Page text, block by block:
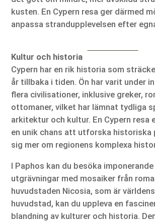
kusten. En Cypern resa ger därmed
anpassa strandupplevelsen efter
Kultur och historia
Cypern har en rik historia som
år tillbaka i tiden. Ön har varit under
flera civilisationer, inklusive greker,
ottomaner, vilket har lämnat tydliga
arkitektur och kultur. En Cypern resa
en unik chans att utforska historiska
sig mer om regionens komplexa
I Paphos kan du besöka
utgrävningar med mosaiker från
huvudstaden Nicosia, som är
huvudstad, kan du uppleva en
blandning av kulturer och historia.